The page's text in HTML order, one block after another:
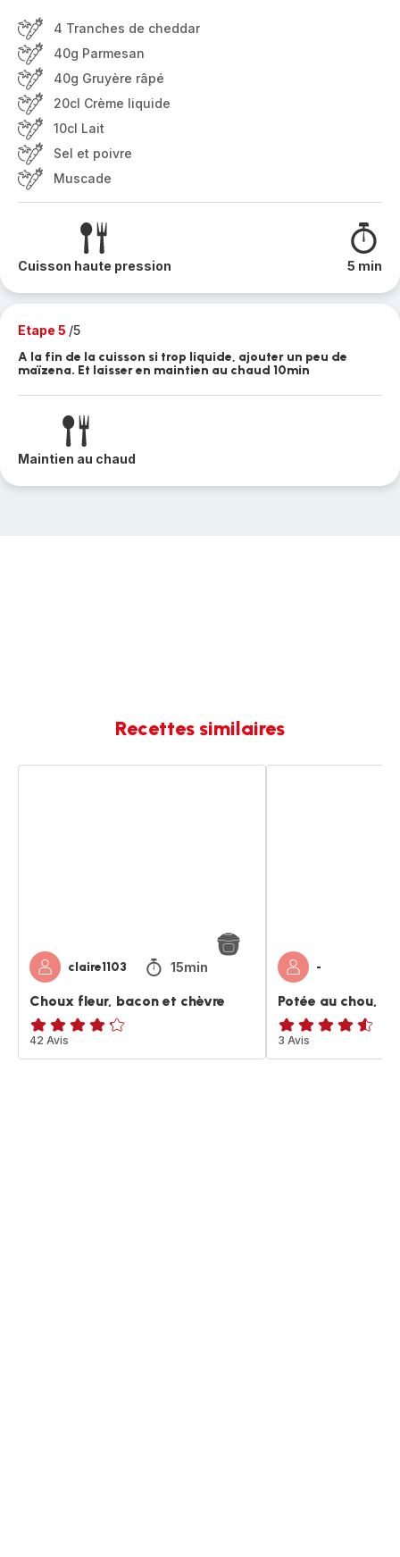
4 Tranches de cheddar
40g Parmesan
40g Gruyère râpé
20cl Crème liquide
10cl Lait
Sel et poivre
Muscade
Cuisson haute pression 5 min
Etape 5 /5
A la fin de la cuisson si trop liquide, ajouter un peu de
maïzena. Et laisser en maintien au chaud 10min
Maintien au chaud
Recettes similaires
claire1103 15min
Choux fleur, bacon et chèvre
ratings.4.2
42 Avis
-
Potée au chou,
ratings.4.5
3 Avis